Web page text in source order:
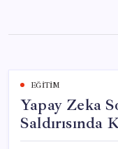
content
EĞITIM
Yapay Zeka